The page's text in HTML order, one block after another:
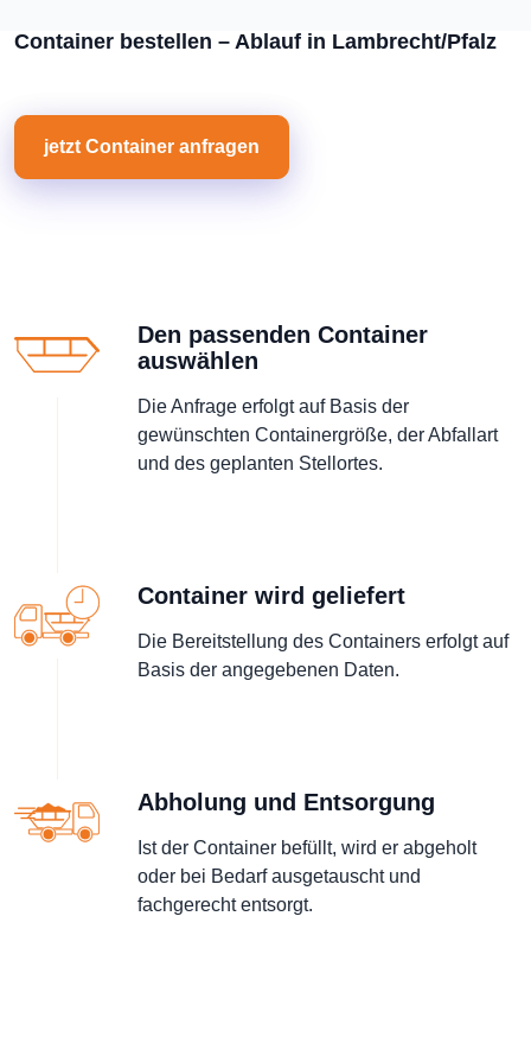
Container bestellen – Ablauf in Lambrecht/Pfalz
jetzt Container anfragen
Den passenden Container
auswählen
Die Anfrage erfolgt auf Basis der
gewünschten Containergröße, der Abfallart
und des geplanten Stellortes.
Container wird geliefert
Die Bereitstellung des Containers erfolgt auf
Basis der angegebenen Daten.
Abholung und Entsorgung
Ist der Container befüllt, wird er abgeholt
oder bei Bedarf ausgetauscht und
fachgerecht entsorgt.